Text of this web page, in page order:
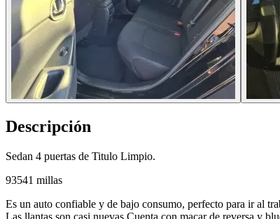
Descripción
Sedan 4 puertas de Titulo Limpio.
93541 millas
Es un auto confiable y de bajo consumo, perfecto para ir al